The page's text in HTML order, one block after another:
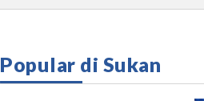
Popular di Sukan